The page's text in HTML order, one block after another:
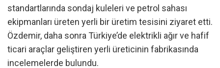
standartlarında sondaj kuleleri ve petrol sahası
ekipmanları üreten yerli bir üretim tesisini ziyaret etti.
Özdemir, daha sonra Türkiye’de elektrikli ağır ve hafif
ticari araçlar geliştiren yerli üreticinin fabrikasında
incelemelerde bulundu.